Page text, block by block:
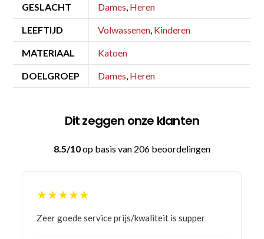
GESLACHT Dames, Heren
LEEFTIJD Volwassenen, Kinderen
MATERIAAL Katoen
DOELGROEP Dames, Heren
Dit zeggen onze klanten
8.5/10op basis van 206 beoordelingen
★★★★★
Bestelling gedaan vanwege goede prijzen en